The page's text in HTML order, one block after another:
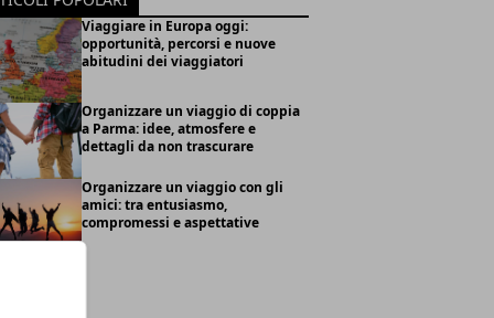
Viaggiare in Europa oggi:
opportunità, percorsi e nuove
abitudini dei viaggiatori
Organizzare un viaggio di coppia
a Parma: idee, atmosfere e
dettagli da non trascurare
Organizzare un viaggio con gli
amici: tra entusiasmo,
compromessi e aspettative